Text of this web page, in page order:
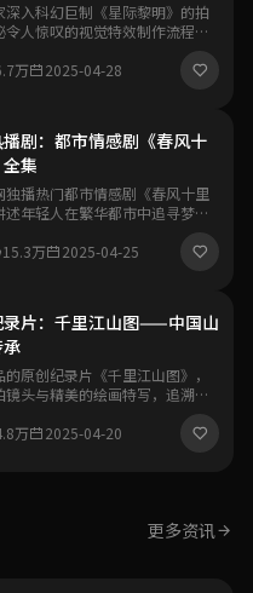
深入科幻巨制《星际黎明》的拍
令人惊叹的视觉特效制作流程与
碑。
万 2025-04-28
剧：都市情感剧《春风十
集
独播热门都市情感剧《春风十里
述年轻人在繁华都市中追寻梦想
15.3万 2025-04-25
录片：千里江山图——中国山
原创纪录片《千里江山图》，
镜头与精美的绘画特写，追溯中
的独特魅力。
万 2025-04-20
更多资讯